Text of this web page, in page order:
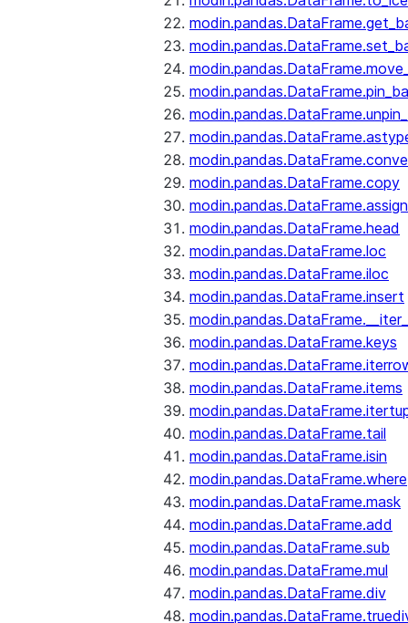
modin.pandas.DataFrame.copy
modin.pandas.DataFrame.assign
modin.pandas.DataFrame.head
modin.pandas.DataFrame.loc
modin.pandas.DataFrame.iloc
modin.pandas.DataFrame.insert
modin.pandas.DataFrame.keys
modin.pandas.DataFrame.items
modin.pandas.DataFrame.tail
modin.pandas.DataFrame.isin
modin.pandas.DataFrame.where
modin.pandas.DataFrame.mask
modin.pandas.DataFrame.add
modin.pandas.DataFrame.sub
modin.pandas.DataFrame.mul
modin.pandas.DataFrame.div